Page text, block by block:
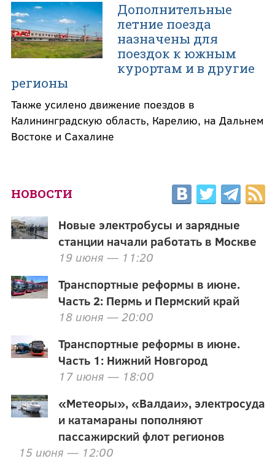
Дополнительные
летние поезда
назначены для
поездок к южным
курортам и в другие
регионы
Также усилено движение поездов в
Калининградскую область, Карелию, на Дальнем
Востоке и Сахалине
НОВОСТИ
Новые электробусы и зарядные
станции начали работать в Москве
19 июня — 11:20
Транспортные реформы в июне.
Часть 2: Пермь и Пермский край
18 июня — 20:00
Транспортные реформы в июне.
Часть 1: Нижний Новгород
17 июня — 18:00
«Метеоры», «Валдаи», электросуда
и катамараны пополняют
пассажирский флот регионов
15 июня — 12:00